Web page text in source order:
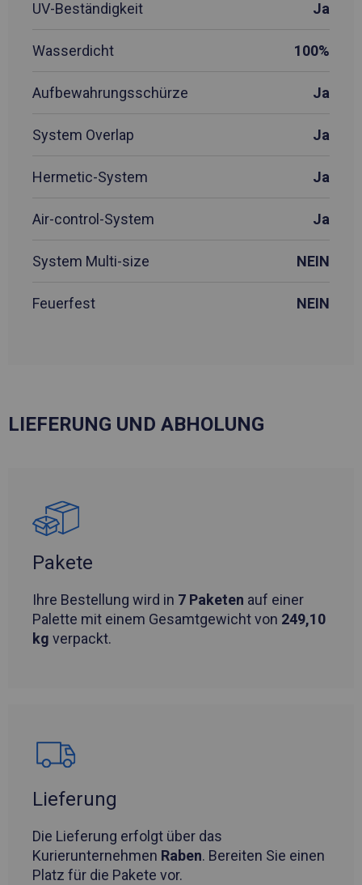
UV-Beständigkeit Ja
Wasserdicht 100%
Aufbewahrungsschürze Ja
System Overlap Ja
Hermetic-System Ja
Air-control-System Ja
System Multi-size NEIN
Feuerfest NEIN
LIEFERUNG UND ABHOLUNG
Pakete
Ihre Bestellung wird in 7 Paketen auf einer
Palette mit einem Gesamtgewicht von 249,10
kg verpackt.
Lieferung
Die Lieferung erfolgt über das
Kurierunternehmen Raben. Bereiten Sie einen
Platz für die Pakete vor.